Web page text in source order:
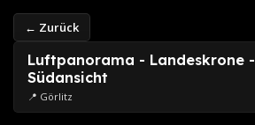
← Zurück
Luftpanorama - Landeskrone -
Südansicht
📍 Görlitz